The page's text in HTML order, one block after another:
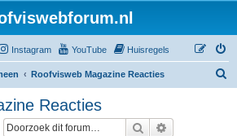
Instagram YouTube Huisregels
Roofvisweb Magazine Reacties
Reacties
Zoek